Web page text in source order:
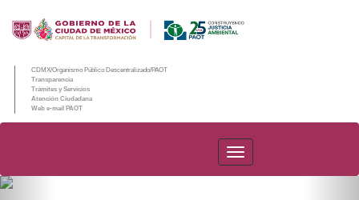
CDMX/Organismo Público Descentralizado/PAOT
Transparencia
Trámites y Servicios
Atención Ciudadana
Web e-mail PAOT
PAOT